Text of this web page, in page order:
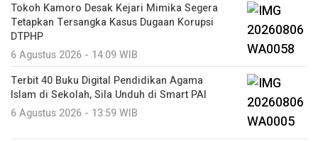
Tokoh Kamoro Desak Kejari Mimika Segera
Tetapkan Tersangka Kasus Dugaan Korupsi
DTPHP
6 Agustus 2026 - 14:09 WIB
Terbit 40 Buku Digital Pendidikan Agama
Islam di Sekolah, Sila Unduh di Smart PAI
6 Agustus 2026 - 13:59 WIB